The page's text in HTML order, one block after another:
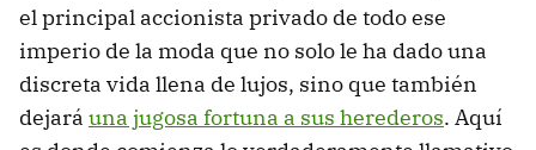
el principal accionista privado de todo ese
imperio de la moda que no solo le ha dado una
discreta vida llena de lujos, sino que también
dejará una jugosa fortuna a sus herederos. Aquí